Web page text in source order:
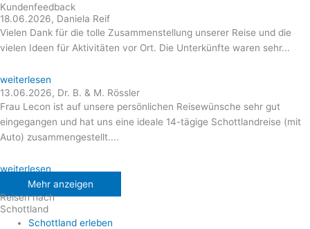
Kundenfeedback
18.06.2026, Daniela Reif
Vielen Dank für die tolle Zusammenstellung unserer Reise und die
vielen Ideen für Aktivitäten vor Ort. Die Unterkünfte waren sehr...
weiterlesen
13.06.2026, Dr. B. & M. Rössler
Frau Lecon ist auf unsere persönlichen Reisewünsche sehr gut
eingegangen und hat uns eine ideale 14-tägige Schottlandreise (mit
Auto) zusammengestellt....
weiterlesen
Mehr anzeigen
Reisen nach
Schottland
Schottland erleben